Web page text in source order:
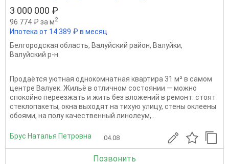
3 000 000 ₽
96 774 ₽ за м2
Ипотека от 14 389 ₽ в месяц
Белгородская область, Валуйский район, Валуйки,
Валуйский р-н
Продаётся уютная однокомнатная квартира 31 м² в самом
центре Валуек. Жильё в отличном состоянии — можно
спокойно переезжать и жить без вложений в ремонт: стоят
стеклопакеты, окна выходят на тихую улицу, стены оклеены
обоями, на полу качественный линолеум,...
Брус Наталья Петровна 04.08
Позвонить